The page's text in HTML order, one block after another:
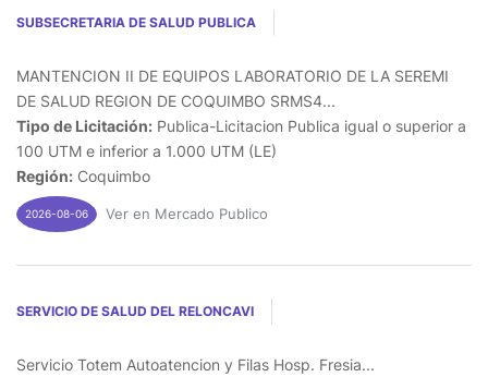
SUBSECRETARIA DE SALUD PUBLICA
MANTENCION II DE EQUIPOS LABORATORIO DE LA SEREMI
DE SALUD REGION DE COQUIMBO SRMS4...
Tipo de Licitación: Publica-Licitacion Publica igual o superior a
100 UTM e inferior a 1.000 UTM (LE)
Región: Coquimbo
2026-08-06 Ver en Mercado Publico
SERVICIO DE SALUD DEL RELONCAVI
Servicio Totem Autoatencion y Filas Hosp. Fresia...